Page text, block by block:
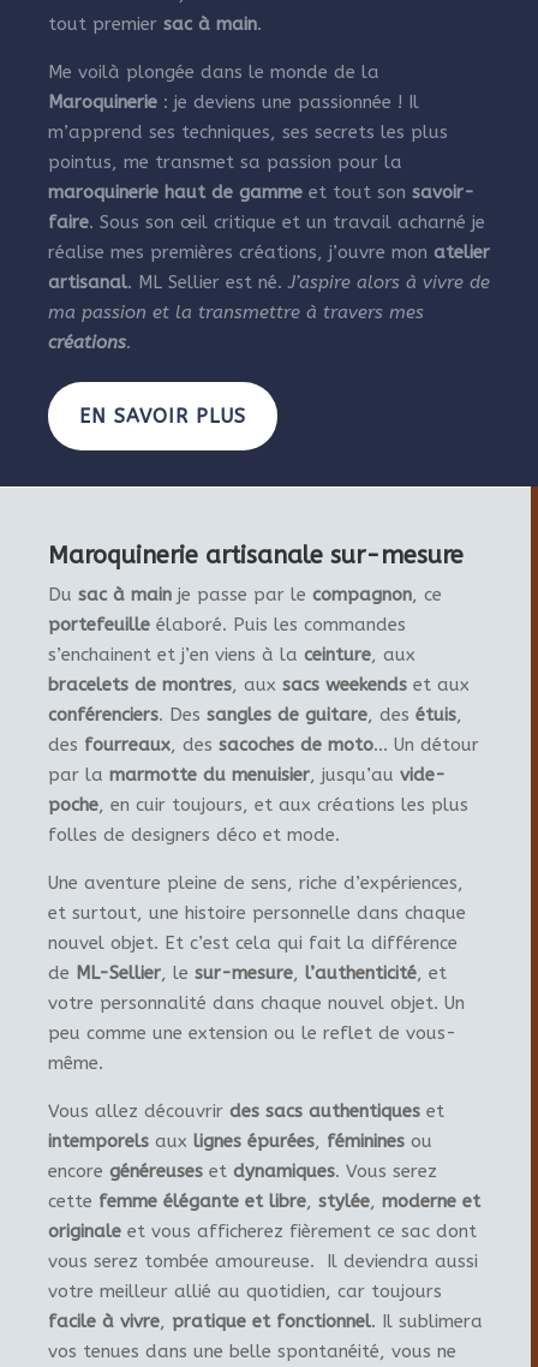
tout premier sac à main.
Me voilà plongée dans le monde de la
Maroquinerie : je deviens une passionnée ! Il
m’apprend ses techniques, ses secrets les plus
pointus, me transmet sa passion pour la
maroquinerie haut de gamme et tout son savoir-
faire. Sous son œil critique et un travail acharné je
réalise mes premières créations, j’ouvre mon atelier
artisanal. ML Sellier est né. J’aspire alors à vivre de
ma passion et la transmettre à travers mes
créations.
EN SAVOIR PLUS
Maroquinerie artisanale sur-mesure
Du sac à main je passe par le compagnon, ce
portefeuille élaboré. Puis les commandes
s’enchainent et j’en viens à la ceinture, aux
bracelets de montres, aux sacs weekends et aux
conférenciers. Des sangles de guitare, des étuis,
des fourreaux, des sacoches de moto… Un détour
par la marmotte du menuisier, jusqu’au vide-
poche, en cuir toujours, et aux créations les plus
folles de designers déco et mode.
Une aventure pleine de sens, riche d’expériences,
et surtout, une histoire personnelle dans chaque
nouvel objet. Et c’est cela qui fait la différence
de ML-Sellier, le sur-mesure, l’authenticité, et
votre personnalité dans chaque nouvel objet. Un
peu comme une extension ou le reflet de vous-
même.
Vous allez découvrir des sacs authentiques et
intemporels aux lignes épurées, féminines ou
encore généreuses et dynamiques. Vous serez
cette femme élégante et libre, stylée, moderne et
originale et vous afficherez fièrement ce sac dont
vous serez tombée amoureuse. Il deviendra aussi
votre meilleur allié au quotidien, car toujours
facile à vivre, pratique et fonctionnel. Il sublimera
vos tenues dans une belle spontanéité, vous ne